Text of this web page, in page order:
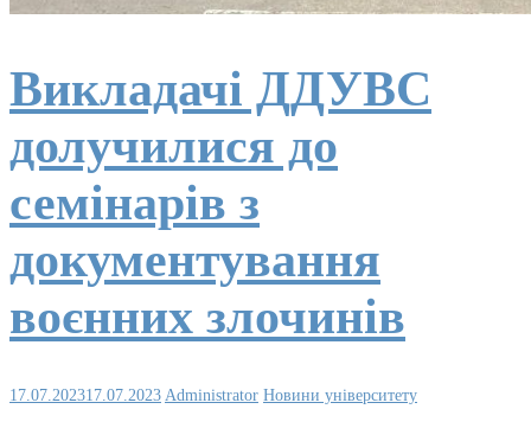
Викладачі ДДУВС
долучилися до
семінарів з
документування
воєнних злочинів
17.07.202317.07.2023 Administrator Новини університету